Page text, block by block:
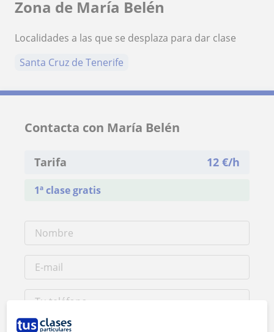
Zona de María Belén
Localidades a las que se desplaza para dar clase
Santa Cruz de Tenerife
Contacta con María Belén
Tarifa 12 €/h
1ª clase gratis